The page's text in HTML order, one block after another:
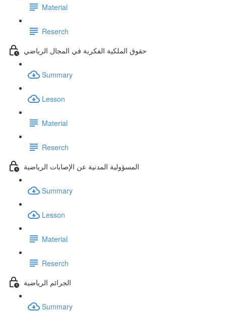
Material
Reserch
حقوق الملكية الفكرية في المجال الرياضي
Summary
Lesson
Material
Reserch
المسؤولية المدنية عن الإصابات الرياضية
Summary
Lesson
Material
Reserch
الجرائم الرياضية
Summary